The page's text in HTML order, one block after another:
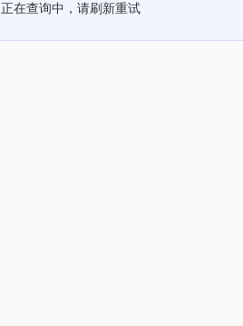
正在查询中，请刷新重试